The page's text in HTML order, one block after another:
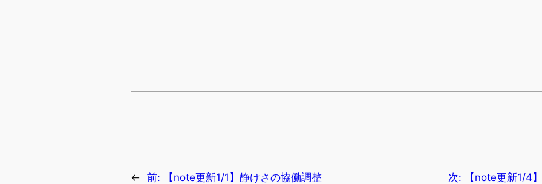
← 前: 【note更新1/1】静けさの協働調整 次: 【note更新1/4